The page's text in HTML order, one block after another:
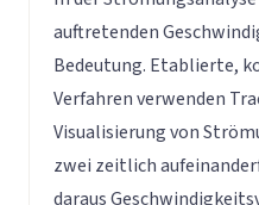
auftretenden
Bedeutung. Etablierte,
Verfahren verwenden
Visualisierung von
zwei zeitlich
daraus